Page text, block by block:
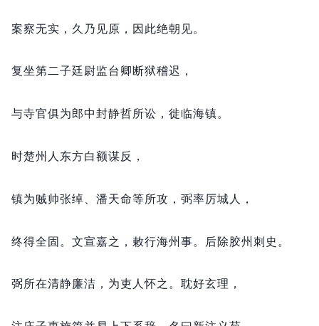
案察无实， 久乃见原， 因此绝朝见。
复坐第二子廷尉监台卿断狱稽迟，
与寺官俱为郎中封静哲所讼， 徙临海镇。
时楚州人东方白额谋反，
镇为贼帅张绰、潘天命等所攻， 弼率厉城人，
终得全固。 文宣嘉之， 敕行海州事。 后除胶州刺史。
弼所在清静廉洁， 为吏人怀之。 耽好玄理，